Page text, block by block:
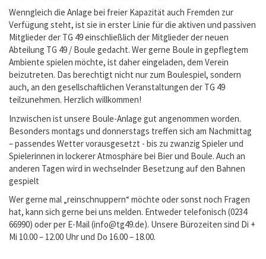
Wenngleich die Anlage bei freier Kapazität auch Fremden zur
Verfügung steht, ist sie in erster Linie für die aktiven und passiven
Mitglieder der TG 49 einschließlich der Mitglieder der neuen
Abteilung TG 49 / Boule gedacht. Wer gerne Boule in gepflegtem
Ambiente spielen möchte, ist daher eingeladen, dem Verein
beizutreten. Das berechtigt nicht nur zum Boulespiel, sondern
auch, an den gesellschaftlichen Veranstaltungen der TG 49
teilzunehmen. Herzlich willkommen!
Inzwischen ist unsere Boule-Anlage gut angenommen worden.
Besonders montags und donnerstags treffen sich am Nachmittag
– passendes Wetter vorausgesetzt - bis zu zwanzig Spieler und
Spielerinnen in lockerer Atmosphäre bei Bier und Boule. Auch an
anderen Tagen wird in wechselnder Besetzung auf den Bahnen
gespielt
Wer gerne mal „reinschnuppern“ möchte oder sonst noch Fragen
hat, kann sich gerne bei uns melden. Entweder telefonisch (0234
66990) oder per E-Mail (info@tg49.de). Unsere Bürozeiten sind Di +
Mi 10.00 – 12.00 Uhr und Do 16.00 – 18.00.